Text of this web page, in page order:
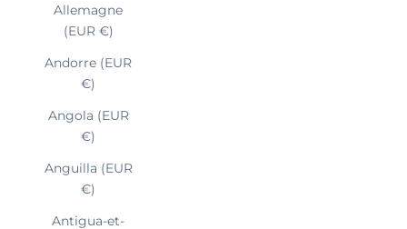
Allemagne
(EUR €)
Andorre (EUR
€)
Angola (EUR
€)
Anguilla (EUR
€)
Antigua-et-